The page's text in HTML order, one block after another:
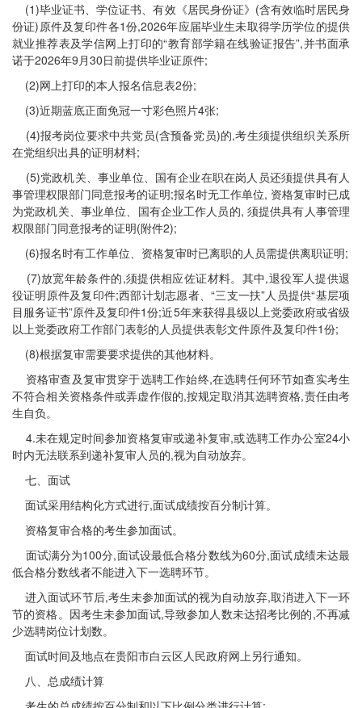
(1)毕业证书、学位证书、有效《居民身份证》(含有效临时居民身
份证)原件及复印件各1份,2026年应届毕业生未取得学历学位的提供
就业推荐表及学信网上打印的“教育部学籍在线验证报告”,并书面承
诺于2026年9月30日前提供毕业证原件;
(2)网上打印的本人报名信息表2份;
(3)近期蓝底正面免冠一寸彩色照片4张;
(4)报考岗位要求中共党员(含预备党员)的,考生须提供组织关系所
在党组织出具的证明材料;
(5)党政机关、事业单位、国有企业在职在岗人员还须提供具有人
事管理权限部门同意报考的证明;报名时无工作单位, 资格复审时已成
为党政机关、事业单位、国有企业工作人员的, 须提供具有人事管理
权限部门同意报考的证明(附件2);
(6)报名时有工作单位、资格复审时已离职的人员需提供离职证明;
(7)放宽年龄条件的,须提供相应佐证材料。其中,退役军人提供退
役证明原件及复印件;西部计划志愿者、“三支一扶”人员提供“基层项
目服务证书”原件及复印件1份;近5年来获得县级以上党委政府或省级
以上党委政府工作部门表彰的人员提供表彰文件原件及复印件1份;
(8)根据复审需要要求提供的其他材料。
资格审查及复审贯穿于选聘工作始终,在选聘任何环节如查实考生
不符合相关资格条件或弄虚作假的,按规定取消其选聘资格,责任由考
生自负。
4.未在规定时间参加资格复审或递补复审,或选聘工作办公室24小
时内无法联系到递补复审人员的,视为自动放弃。
七、面试
面试采用结构化方式进行,面试成绩按百分制计算。
资格复审合格的考生参加面试。
面试满分为100分,面试设最低合格分数线为60分,面试成绩未达最
低合格分数线者不能进入下一选聘环节。
进入面试环节后,考生未参加面试的视为自动放弃,取消进入下一环
节的资格。因考生未参加面试,导致参加人数未达招考比例的,不再减
少选聘岗位计划数。
面试时间及地点在贵阳市白云区人民政府网上另行通知。
八、总成绩计算